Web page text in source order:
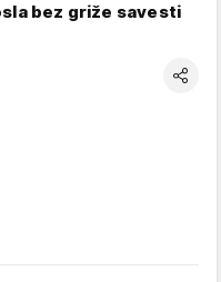
bez griže savesti